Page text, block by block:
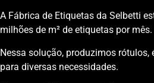
A Fábrica de Etiquetas da Selbetti
milhões de m² de etiquetas por mês.
Nessa solução, produzimos
para diversas necessidades.